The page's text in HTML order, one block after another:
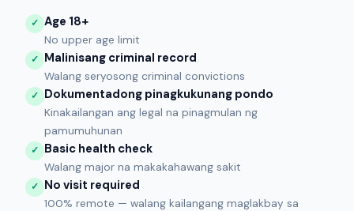
✓ Age 18+
No upper age limit
✓ Malinisang criminal record
Walang seryosong criminal convictions
✓ Dokumentadong pinagkukunang pondo
Kinakailangan ang legal na pinagmulan ng
pamumuhunan
✓ Basic health check
Walang major na makakahawang sakit
✓ No visit required
100% remote — walang kailangang maglakbay sa